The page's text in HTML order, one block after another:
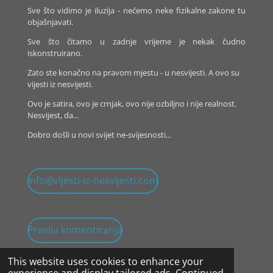
This website uses cookies to enhance your
kraljice
Sve što vidimo je iluzija - nećemo neke fizikalne zakone tu
objašnjavati.
Sve što čitamo u zadnje vrijeme je nekak čudno
iskonstruirano.
Zato ste konačno na pravom mjestu - u nesvijesti. A ovo su
vijesti iz nesvijesti.
Ovo je satira, ovo je crnjak, ovo nije ozbiljno i nije realnost.
Nesvijest, da...
Dobro došli u novi svijet ne-svijesnosti...
info@vijesti-iz-nesvijesti.com
Pravila komentiranja